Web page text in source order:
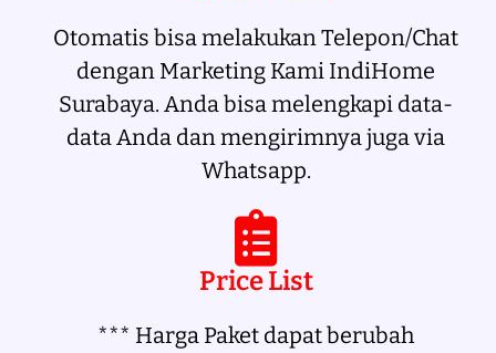
Otomatis bisa melakukan Telepon/Chat
dengan Marketing Kami IndiHome
Surabaya. Anda bisa melengkapi data-
data Anda dan mengirimnya juga via
Whatsapp.
Price List
*** Harga Paket dapat berubah